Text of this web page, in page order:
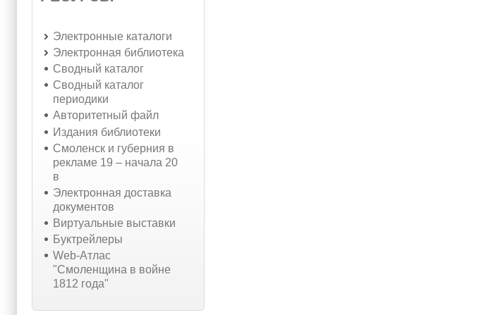
Электронные каталоги
Электронная библиотека
Сводный каталог
Сводный каталог
периодики
Авторитетный файл
Издания библиотеки
Смоленск и губерния в
рекламе 19 – начала 20
в
Электронная доставка
документов
Виртуальные выставки
Буктрейлеры
Web-Атлас
"Смоленщина в войне
1812 года"